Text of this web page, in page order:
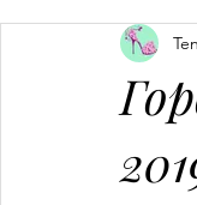
Сімейні рецепти